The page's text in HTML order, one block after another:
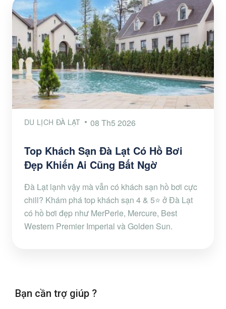
DU LỊCH ĐÀ LẠT 08 Th5 2026
Top Khách Sạn Đà Lạt Có Hồ Bơi
Đẹp Khiến Ai Cũng Bất Ngờ
Đà Lạt lạnh vậy mà vẫn có khách sạn hồ bơi cực
chill? Khám phá top khách sạn 4 & 5⭐ ở Đà Lạt
có hồ bơi đẹp như MerPerle, Mercure, Best
Western Premier Imperial và Golden Sun.
Bạn cần trợ giúp ?